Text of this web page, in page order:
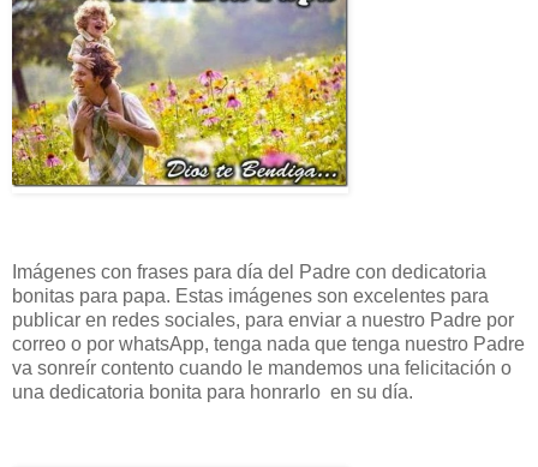
Imágenes con frases para día del Padre con dedicatoria
bonitas para papa. Estas imágenes son excelentes para
publicar en redes sociales, para enviar a nuestro Padre por
correo o por whatsApp, tenga nada que tenga nuestro Padre
va sonreír contento cuando le mandemos una felicitación o
una dedicatoria bonita para honrarlo en su día.